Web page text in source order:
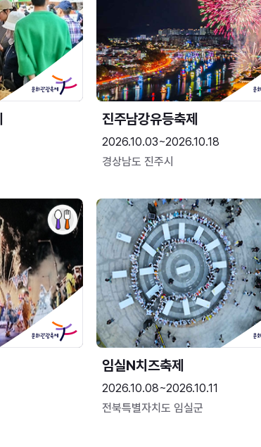
진주남강유등축제
2026.10.03~2026.10.18
경상남도 진주시
임실N치즈축제
2026.10.08~2026.10.11
전북특별자치도 임실군